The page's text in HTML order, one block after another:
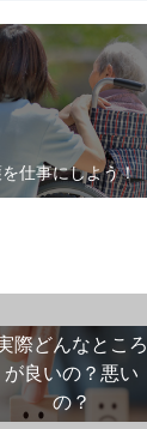
仕事にしよう！
際どんなところ
が良いの？悪い
の？